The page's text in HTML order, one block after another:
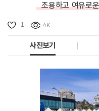
조용하고 여유로
1 4K
사진보기